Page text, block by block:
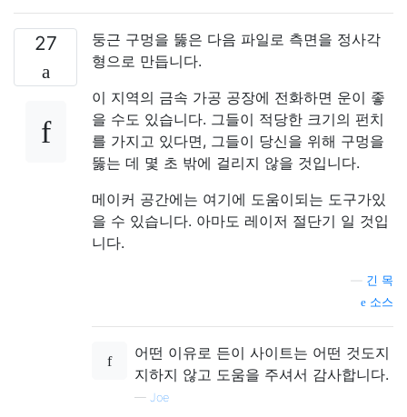
27
둥근 구멍을 뚫은 다음 파일로 측면을 정사각
형으로 만듭니다.
이 지역의 금속 가공 공장에 전화하면 운이 좋
을 수도 있습니다. 그들이 적당한 크기의 펀치
를 가지고 있다면, 그들이 당신을 위해 구멍을
뚫는 데 몇 초 밖에 걸리지 않을 것입니다.
메이커 공간에는 여기에 도움이되는 도구가있
을 수 있습니다. 아마도 레이저 절단기 일 것입
니다.
긴 목
소스
어떤 이유로 든이 사이트는 어떤 것도지
지하지 않고 도움을 주셔서 감사합니다.
— Joe